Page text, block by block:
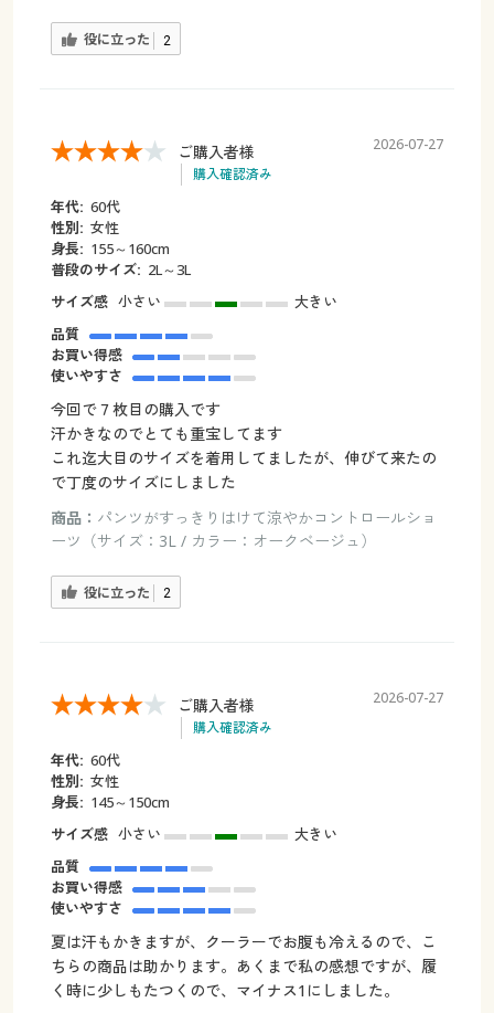
役に立った 2
ご購入者様
購入確認済み
2026-07-27
年代: 60代
性別: 女性
身長: 155～160cm
普段のサイズ: 2L～3L
サイズ感 小さい
大きい
品質
お買い得感
使いやすさ
今回で７枚目の購入です
汗かきなのでとても重宝してます
これ迄大目のサイズを着用してましたが、伸びて来たの
で丁度のサイズにしました
商品： パンツがすっきりはけて涼やかコントロールショ
ーツ（サイズ：3L / カラー：オークベージュ）
役に立った 2
ご購入者様
購入確認済み
2026-07-27
年代: 60代
性別: 女性
身長: 145～150cm
サイズ感 小さい
大きい
品質
お買い得感
使いやすさ
夏は汗もかきますが、クーラーでお腹も冷えるので、こ
ちらの商品は助かります。あくまで私の感想ですが、履
く時に少しもたつくので、マイナス1にしました。